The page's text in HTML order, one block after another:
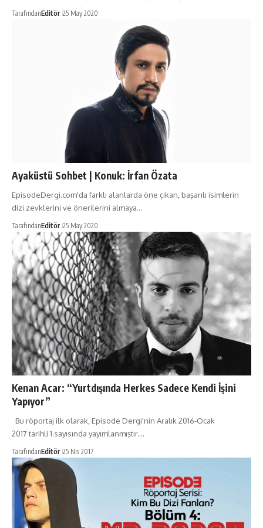
TarafındanEditör 25 May 2020
Ayaküstü Sohbet | Konuk: İrfan Özata
EpisodeDergi.com'da farklı alanlarda öne çıkan, başarılı isimlerin
dizi zevklerini ve önerilerini almaya…
TarafındanEditör 25 May 2020
Kenan Acar: “Yurtdışında Herkes Sadece Kendi İşini
Yapıyor”
Bu röportaj ilk olarak, Episode Dergi'nin Aralık 2016-Ocak
2017 tarihli 1.sayısında yayımlanmıştır.…
TarafındanEditör 25 Nis 2017